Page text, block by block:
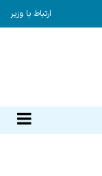
ارتباط با وزیر